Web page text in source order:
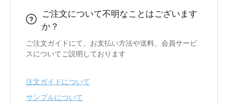
ご注文について不明なことはございます
か？
ご注文ガイドにて、お支払い方法や送料、会員サービ
スについてご説明しております
注文ガイドについて
サンプルについて